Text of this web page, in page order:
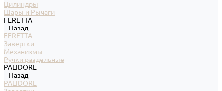
Цилиндры
Шары и Рычаги
FERETTA
Назад
FERETTA
Завертки
Механизмы
Ручки раздельные
PALIDORE
Назад
PALIDORE